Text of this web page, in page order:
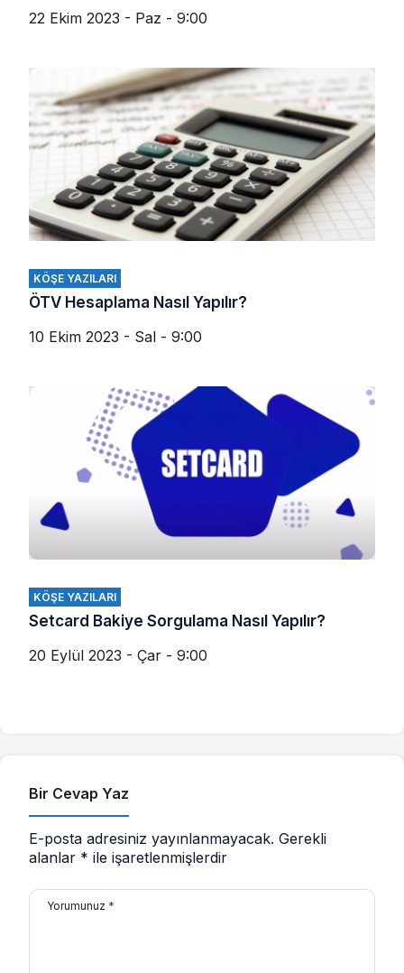
22 Ekim 2023 - Paz - 9:00
KÖŞE YAZILARI
ÖTV Hesaplama Nasıl Yapılır?
10 Ekim 2023 - Sal - 9:00
KÖŞE YAZILARI
Setcard Bakiye Sorgulama Nasıl Yapılır?
20 Eylül 2023 - Çar - 9:00
Bir Cevap Yaz
E-posta adresiniz yayınlanmayacak. Gerekli
alanlar * ile işaretlenmişlerdir
Yorumunuz *